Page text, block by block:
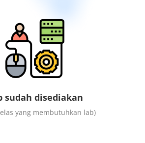
sudah disediakan
yang membutuhkan lab)